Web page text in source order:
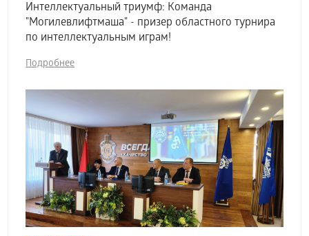
Интеллектуальный триумф: Команда
"Могилевлифтмаша" - призер областного турнира
по интеллектуальным играм!
Подробнее